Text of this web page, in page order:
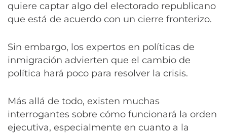
quiere captar algo del electorado republicano
que está de acuerdo con un cierre fronterizo.
Sin embargo, los expertos en políticas de
inmigración advierten que el cambio de
política hará poco para resolver la crisis.
Más allá de todo, existen muchas
interrogantes sobre cómo funcionará la orden
ejecutiva, especialmente en cuanto a la